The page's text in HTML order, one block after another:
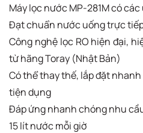
Máy lọc nước MP-281M có
Đạt chuẩn nước uống trực tiếp
Công nghệ lọc RO hiện đại,
từ hãng Toray (Nhật Bản)
Có thể thay thế, lắp đặt
tiện dụng
Đáp ứng nhanh chóng nhu
15 lít nước mỗi giờ